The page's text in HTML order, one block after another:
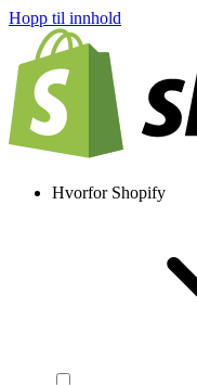
Hopp til innhold
Hvorfor Shopify